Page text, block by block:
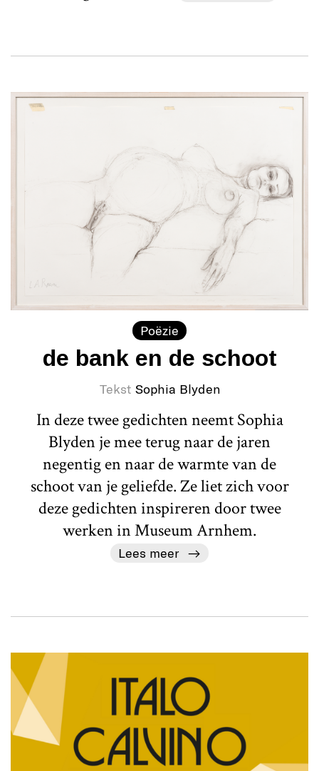
Poëzie
de bank en de schoot
Tekst Sophia Blyden
In deze twee gedichten neemt Sophia
Blyden je mee terug naar de jaren
negentig en naar de warmte van de
schoot van je geliefde. Ze liet zich voor
deze gedichten inspireren door twee
werken in Museum Arnhem.
Lees meer